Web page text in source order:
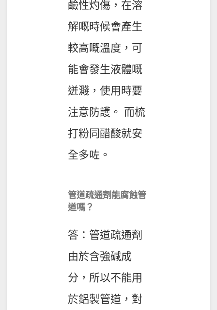
鹼性灼傷，在溶
解嘅時候會產生
較高嘅溫度，可
能會發生液體嘅
迸濺，使用時要
注意防護。 而梳
打粉同醋酸就安
全多咗。
管道疏通劑能腐蝕管
道嗎？
答：管道疏通劑
由於含強碱成
分，所以不能用
於鋁製管道，對